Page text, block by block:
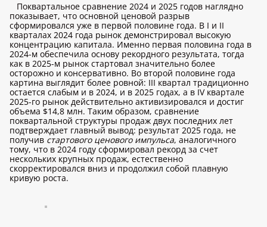
Поквартальное сравнение 2024 и 2025 годов наглядно
показывает, что основной ценовой разрыв
сформировался уже в первой половине года. В I и II
кварталах 2024 года рынок демонстрировал высокую
концентрацию капитала. Именно первая половина года в
2024-м обеспечила основу рекордного результата, тогда
как в 2025-м рынок стартовал значительно более
осторожно и консервативно. Во второй половине года
картина выглядит более ровной: III квартал традиционно
остается слабым и в 2024, и в 2025 годах, а в IV квартале
2025-го рынок действительно активизировался и достиг
объема $14,8 млн. Таким образом, сравнение
поквартальной структуры продаж двух последних лет
подтверждает главный вывод: результат 2025 года, не
получив стартового ценового импульса, аналогичного
тому, что в 2024 году сформировал рекорд за счет
нескольких крупных продаж, естественно
скорректировался вниз и продолжил собой плавную
кривую роста.